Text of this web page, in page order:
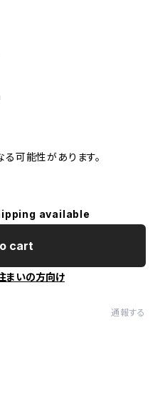
可能性があります。
available
cart
まいの方向け
通報する